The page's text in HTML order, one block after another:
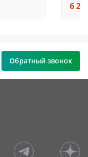
6
Обратный звонок